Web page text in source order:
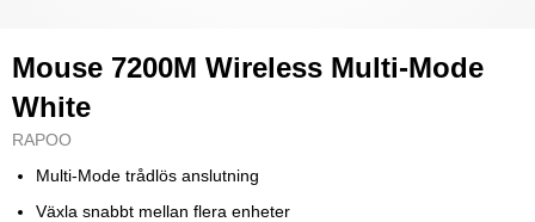
Mouse 7200M Wireless Multi-Mode
White
RAPOO
Multi-Mode trådlös anslutning
Växla snabbt mellan flera enheter